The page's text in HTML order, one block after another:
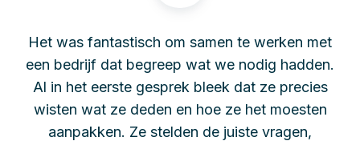
Het was fantastisch om samen te werken met
een bedrijf dat begreep wat we nodig hadden.
Al in het eerste gesprek bleek dat ze precies
wisten wat ze deden en hoe ze het moesten
aanpakken. Ze stelden de juiste vragen,